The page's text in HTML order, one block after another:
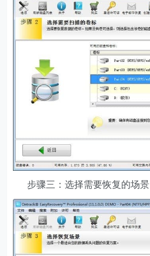
步骤三：选择需要恢复的场景